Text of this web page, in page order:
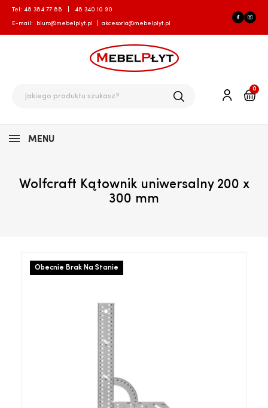
Tel: 48 384 77 88 48 340 10 90
E-mail: biuro@mebelplyt.pl akcesoria@mebelplyt.pl
0
MENU
Wolfcraft Kątownik uniwersalny 200 x
300 mm
Obecnie Brak Na Stanie